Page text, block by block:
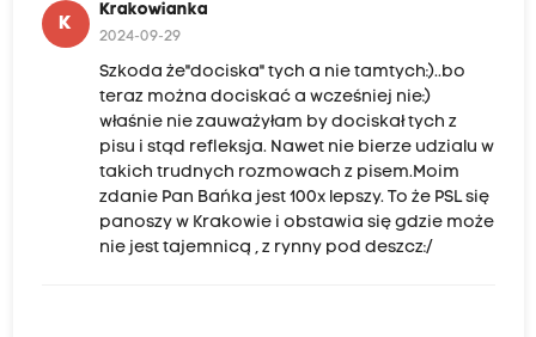
K
Krakowianka
2024-09-29
Szkoda że"dociska" tych a nie tamtych:)..bo
teraz można dociskać a wcześniej nie:)
właśnie nie zauważyłam by dociskał tych z
pisu i stąd refleksja. Nawet nie bierze udzialu w
takich trudnych rozmowach z pisem.Moim
zdanie Pan Bańka jest 100x lepszy. To że PSL się
panoszy w Krakowie i obstawia się gdzie może
nie jest tajemnicą , z rynny pod deszcz:/